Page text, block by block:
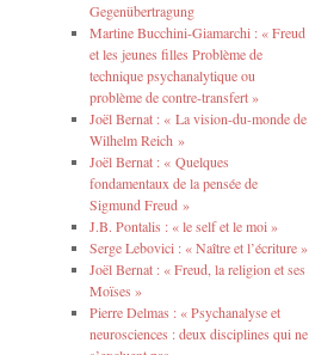
Gegenübertragung
Martine Bucchini-Giamarchi : « Freud
et les jeunes filles Problème de
technique psychanalytique ou
problème de contre-transfert »
Joël Bernat : « La vision-du-monde de
Wilhelm Reich »
Joël Bernat : « Quelques
fondamentaux de la pensée de
Sigmund Freud »
J.B. Pontalis : « le self et le moi »
Serge Lebovici : « Naître et l’écriture »
Joël Bernat : « Freud, la religion et ses
Moïses »
Pierre Delmas : « Psychanalyse et
neurosciences : deux disciplines qui ne